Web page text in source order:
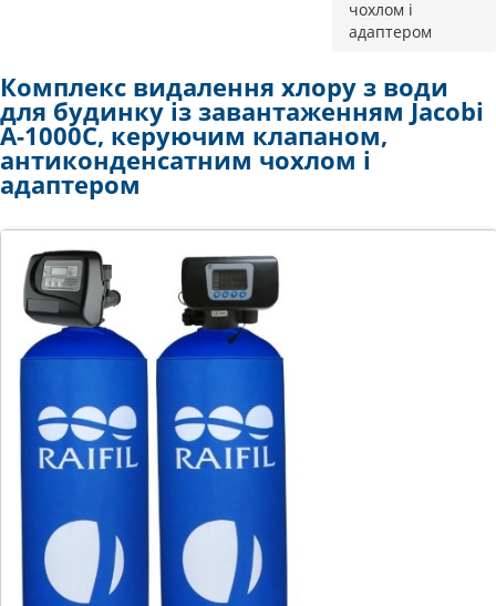
чохлом і
адаптером
Комплекс видалення хлору з води
для будинку із завантаженням Jacobi
A-1000C, керуючим клапаном,
антиконденсатним чохлом і
адаптером